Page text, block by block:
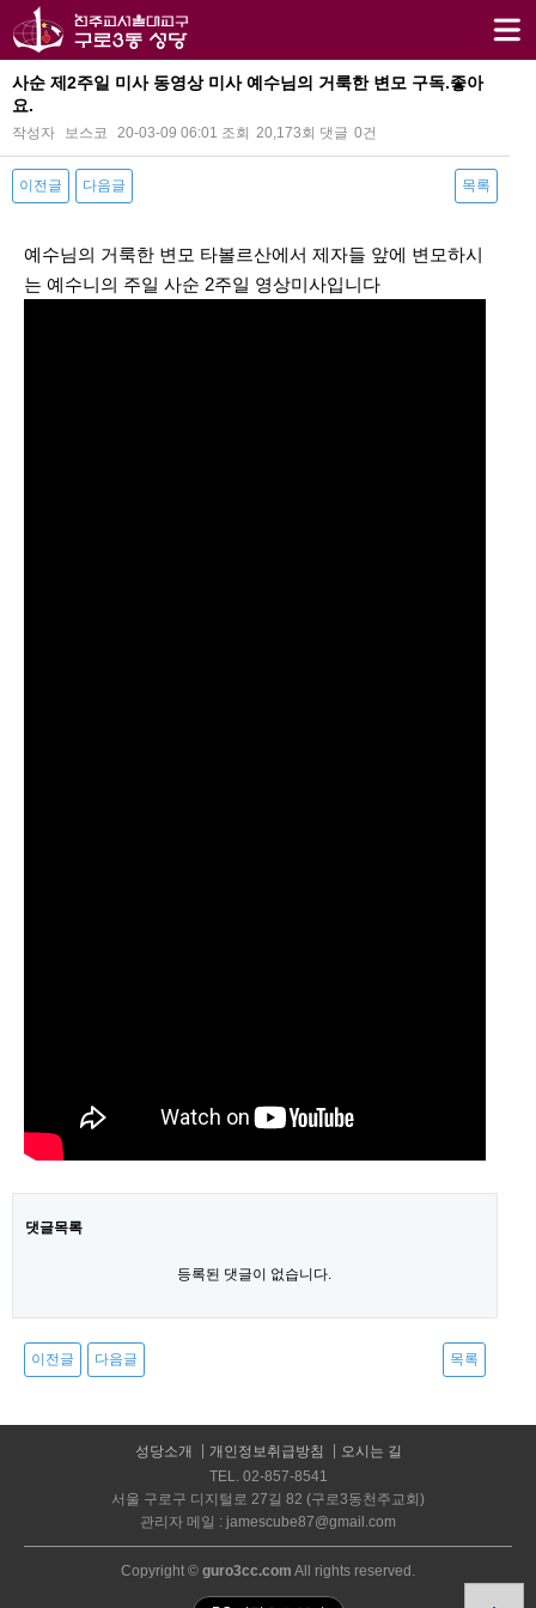
사순 제2주일 미사 동영상 미사 예수님의 거룩한 변모 구독.좋아
요.
작성자 보스코 20-03-09 06:01 조회 20,173회 댓글 0건
이전글 다음글 목록
예수님의 거룩한 변모 타볼르산에서 제자들 앞에 변모하시
는 예수니의 주일 사순 2주일 영상미사입니다
댓글목록
등록된 댓글이 없습니다.
이전글 다음글 목록
성당소개 개인정보취급방침
오시는 길
TEL. 02-857-8541
서울 구로구 디지털로 27길 82 (구로3동천주교회)
관리자 메일 : jamescube87@gmail.com
Copyright © guro3cc.com All rights reserved.